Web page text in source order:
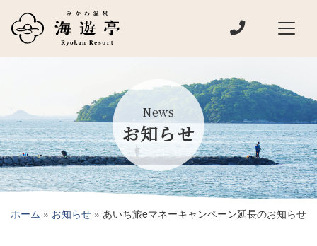
メインナビゲーション 電話でお問い
News
お知らせ
ホーム » お知らせ » あいち旅eマネーキャンペーン延長のお知らせ